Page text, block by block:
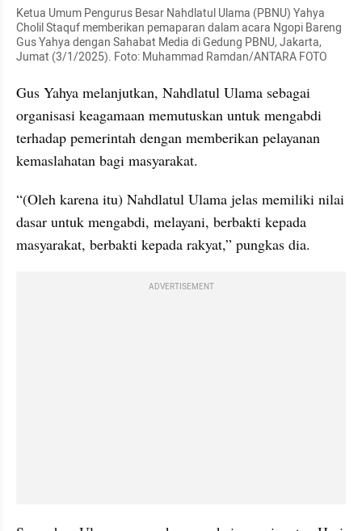
Ketua Umum Pengurus Besar Nahdlatul Ulama (PBNU) Yahya
Cholil Staquf memberikan pemaparan dalam acara Ngopi Bareng
Gus Yahya dengan Sahabat Media di Gedung PBNU, Jakarta,
Jumat (3/1/2025). Foto: Muhammad Ramdan/ANTARA FOTO
Gus Yahya melanjutkan, Nahdlatul Ulama sebagai
organisasi keagamaan memutuskan untuk mengabdi
terhadap pemerintah dengan memberikan pelayanan
kemaslahatan bagi masyarakat.
“(Oleh karena itu) Nahdlatul Ulama jelas memiliki nilai
dasar untuk mengabdi, melayani, berbakti kepada
masyarakat, berbakti kepada rakyat,” pungkas dia.
ADVERTISEMENT